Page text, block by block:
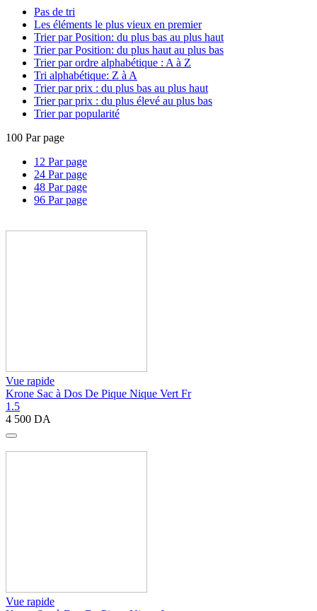
Pas de tri
Les éléments le plus vieux en premier
Trier par Position: du plus bas au plus haut
Trier par Position: du plus haut au plus bas
Trier par ordre alphabétique : A à Z
Tri alphabétique: Z à A
Trier par prix : du plus bas au plus haut
Trier par prix : du plus élevé au plus bas
Trier par popularité
100 Par page
12 Par page
24 Par page
48 Par page
96 Par page
Vue rapide
Krone Sac à Dos De Pique Nique Vert Fr
1.5
4 500 DA
Vue rapide